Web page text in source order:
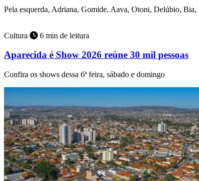
Pela esquerda, Adriana, Gomide, Aava, Otoni, Delúbio, Bia,
Cultura 6 min de leitura
Aparecida é Show 2026 reúne 30 mil pessoas
Confira os shows dessa 6ª feira, sábado e domingo